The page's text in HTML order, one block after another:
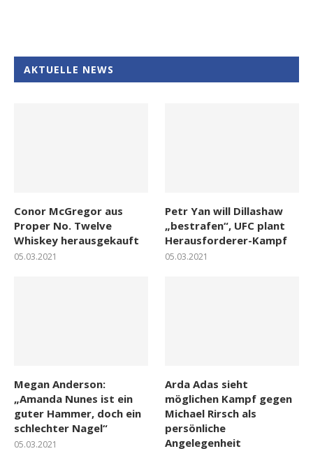
AKTUELLE NEWS
Conor McGregor aus
Proper No. Twelve
Whiskey herausgekauft
05.03.2021
Petr Yan will Dillashaw
„bestrafen“, UFC plant
Herausforderer-Kampf
05.03.2021
Megan Anderson:
„Amanda Nunes ist ein
guter Hammer, doch ein
schlechter Nagel“
05.03.2021
Arda Adas sieht
möglichen Kampf gegen
Michael Rirsch als
persönliche
Angelegenheit